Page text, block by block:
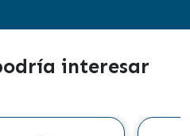
interesar